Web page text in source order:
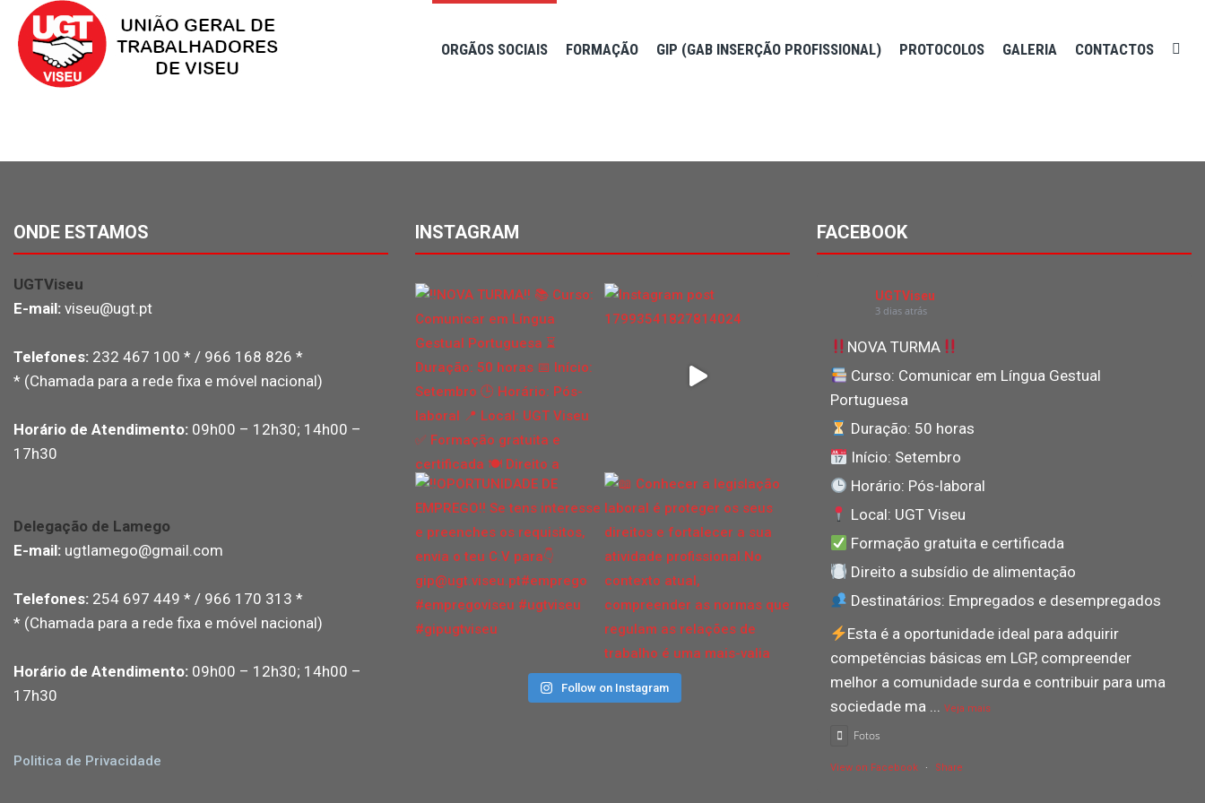
ORGÃOS SOCIAIS FORMAÇÃO GIP (GAB INSERÇÃO PROFISSIONAL) PROTOCOLOS GALERIA CONTACTOS
ONDE ESTAMOS
UGTViseu
E-mail: viseu@ugt.pt
Telefones: 232 467 100 * / 966 168 826 *
* (Chamada para a rede fixa e móvel nacional)
Horário de Atendimento: 09h00 – 12h30; 14h00 –
17h30
Delegação de Lamego
E-mail: ugtlamego@gmail.com
Telefones: 254 697 449 * / 966 170 313 *
* (Chamada para a rede fixa e móvel nacional)
Horário de Atendimento: 09h00 – 12h30; 14h00 –
17h30
Politica de Privacidade
INSTAGRAM
Follow on Instagram
FACEBOOK
UGTViseu
3 dias atrás
NOVA TURMA
Curso: Comunicar em Língua Gestual
Portuguesa
Duração: 50 horas
Início: Setembro
Horário: Pós-laboral
Local: UGT Viseu
Formação gratuita e certificada
Direito a subsídio de alimentação
Destinatários: Empregados e desempregados
Esta é a oportunidade ideal para adquirir
competências básicas em LGP, compreender
melhor a comunidade surda e contribuir para uma
sociedade ma ... Veja mais
Fotos
View on Facebook · Share